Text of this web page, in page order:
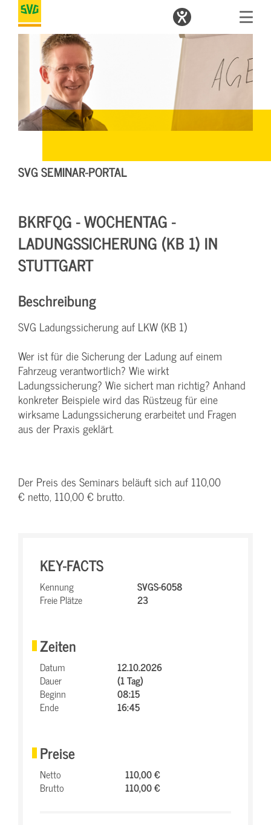
SVG SEMINAR-PORTAL
BKRFQG - WOCHENTAG -
LADUNGSSICHERUNG (KB 1) IN
STUTTGART
Beschreibung
SVG Ladungssicherung auf LKW (KB 1)
Wer ist für die Sicherung der Ladung auf einem
Fahrzeug verantwortlich? Wie wirkt
Ladungssicherung? Wie sichert man richtig? Anhand
konkreter Beispiele wird das Rüstzeug für eine
wirksame Ladungssicherung erarbeitet und Fragen
aus der Praxis geklärt.
Der Preis des Seminars beläuft sich auf 110,00
€ netto, 110,00 € brutto.
KEY-FACTS
Kennung
SVGS-6058
Freie Plätze
23
Zeiten
Datum
12.10.2026
Dauer
(1 Tag)
Beginn
08:15
Ende
16:45
Preise
Netto
110,00 €
Brutto
110,00 €